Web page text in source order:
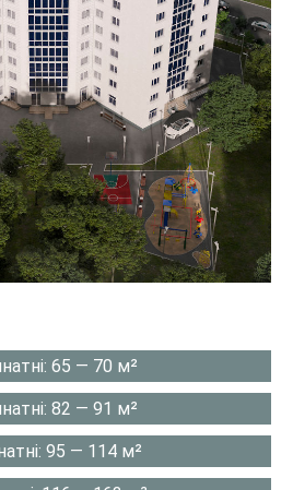
65 — 70 м²
82 — 91 м²
95 — 114 м²